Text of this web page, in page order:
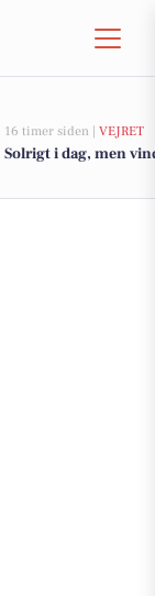
16 timer siden | VEJRET
Solrigt i dag, men
til Danske